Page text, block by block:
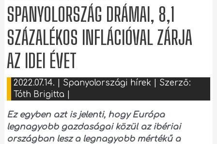
SPANYOLORSZÁG DRÁMAI, 8,1
SZÁZALÉKOS INFLÁCIÓVAL ZÁRJA
AZ IDEI ÉVET
2022.07.14. Spanyolországi hírek | Szerző:
Tóth Brigitta
Ez egyben azt is jelenti, hogy Európa
legnagyobb gazdaságai közül az ibériai
országban lesz a legnagyobb mértékű a